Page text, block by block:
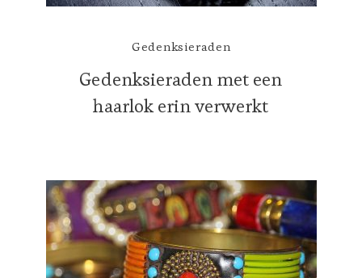
Gedenksieraden
Gedenksieraden met een
haarlok erin verwerkt